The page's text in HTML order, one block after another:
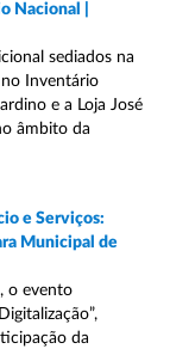
Nacional |
sediados na
Inventário
e a Loja José
âmbito da
e Serviços:
Municipal de
o evento
da